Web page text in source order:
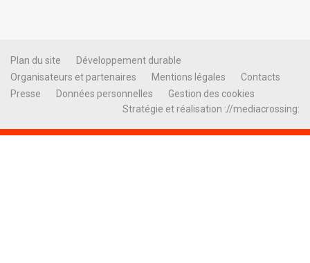
Plan du site
Développement durable
Organisateurs et partenaires
Mentions légales
Contacts
Presse
Données personnelles
Gestion des cookies
Stratégie et réalisation ://mediacrossing: